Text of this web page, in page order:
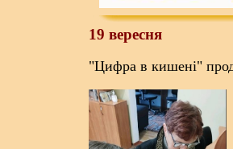
19 вересня
"Цифра в кишені"